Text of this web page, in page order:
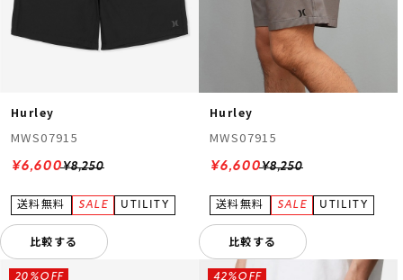
Hurley
MWS07915
¥8,250
¥6,600
比較する
Hurley
MWS07915
¥8,250
¥6,600
比較する
20%OFF 42%OFF